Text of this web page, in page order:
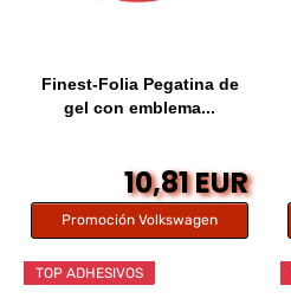
Finest-Folia Pegatina de
gel con emblema...
10,81 EUR
Promoción Volkswagen
TOP ADHESIVOS